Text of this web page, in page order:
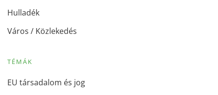
Hulladék
Város / Közlekedés
TÉMÁK
EU társadalom és jog